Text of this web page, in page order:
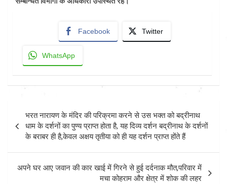
Facebook Twitter
WhatsApp
navigation
भरत नारायण के मंदिर की परिक्रमा करने से उस भक्त को बद्रीनाथ
धाम के दर्शनों का पुण्य प्राप्त होता है, यह दिव्य दर्शन बद्रीनाथ के दर्शनों
के बराबर ही है,केवल अक्षय तृतीया को ही यह दर्शन प्राप्त होंते हैं
अपने घर आए जवान की कार खाई में गिरने से हुई दर्दनाक मौत,परिवार में
मचा कोहराम और क्षेत्र में शोक की लहर